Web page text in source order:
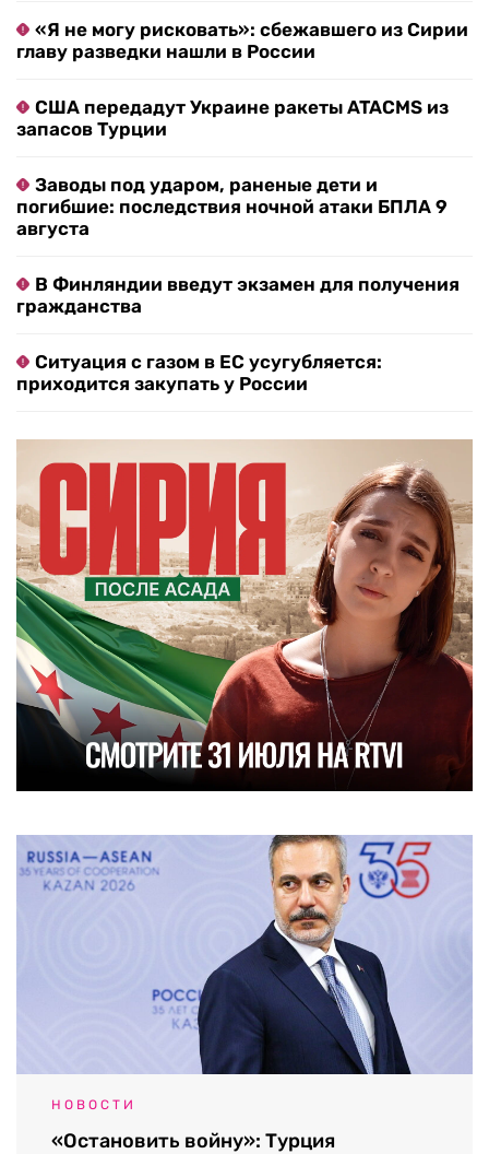
«Я не могу рисковать»: сбежавшего из Сирии
главу разведки нашли в России
США передадут Украине ракеты ATACMS из
запасов Турции
Заводы под ударом, раненые дети и
погибшие: последствия ночной атаки БПЛА 9
августа
В Финляндии введут экзамен для получения
гражданства
Ситуация с газом в ЕС усугубляется:
приходится закупать у России
НОВОСТИ
«Остановить войну»: Турция